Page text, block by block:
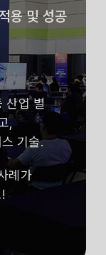
용 및 성공
산업 별
,
기술.
례가